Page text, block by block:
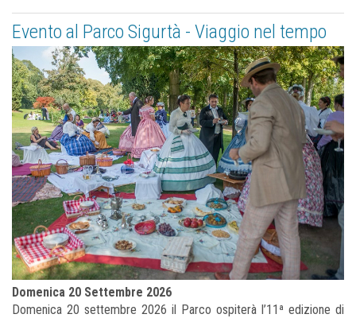
Evento al Parco Sigurtà - Viaggio nel tempo
Domenica 20 Settembre 2026
Domenica 20 settembre 2026 il Parco ospiterà l’11ª edizione di